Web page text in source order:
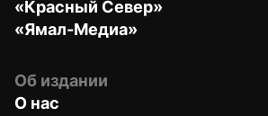
«Красный Север»
«Ямал-Медиа»
Об издании
О нас